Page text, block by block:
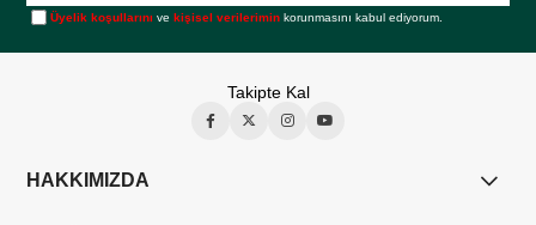
Üyelik koşullarını vekişisel verilerimin korunmasını kabul ediyorum.
Takipte Kal
HAKKIMIZDA